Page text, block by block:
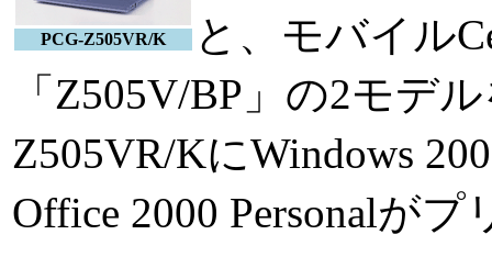
PCG-Z505VR/K
と、モバイル
「Z505V/BP」の2モデ
Z505VR/KにWindows
Office 2000 Personalが